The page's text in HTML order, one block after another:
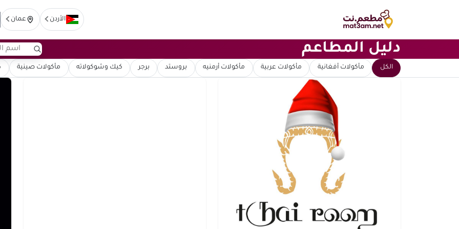
الأردن عمان
دليل المطاعم
ابحث عن مطعم
الكل مأكولات أفغانية مأكولات عربية مأكولات أرمنيه بروستد برجر كيك وشوكولاته مأكولات صينية
ترتيب حسب